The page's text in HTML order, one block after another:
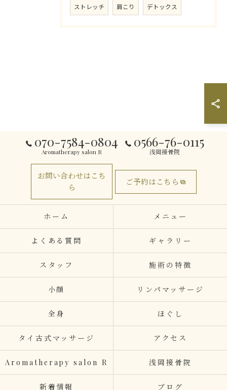
ストレッチ 肩こり デトックス
070-7584-0804
Aromatherapy salon R
0566-76-0115
浅岡接骨院
お問い合わせはこち
ら
ご予約はこちら
ホーム メニュー
よくある質問 ギャラリー
スタッフ 施術の特徴
小顔 リンパマッサージ
全身 ほぐし
タイ古式マッサージ アクセス
Aromatherapy salon R 浅岡接骨院
新着情報 ブログ